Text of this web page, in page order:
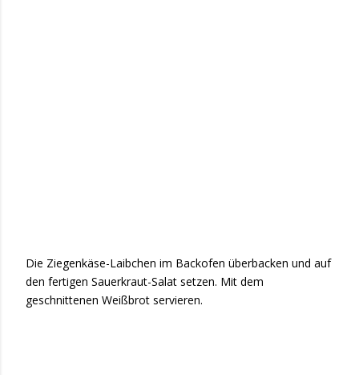
Die Ziegenkäse-Laibchen im Backofen überbacken und auf
den fertigen Sauerkraut-Salat setzen. Mit dem
geschnittenen Weißbrot servieren.